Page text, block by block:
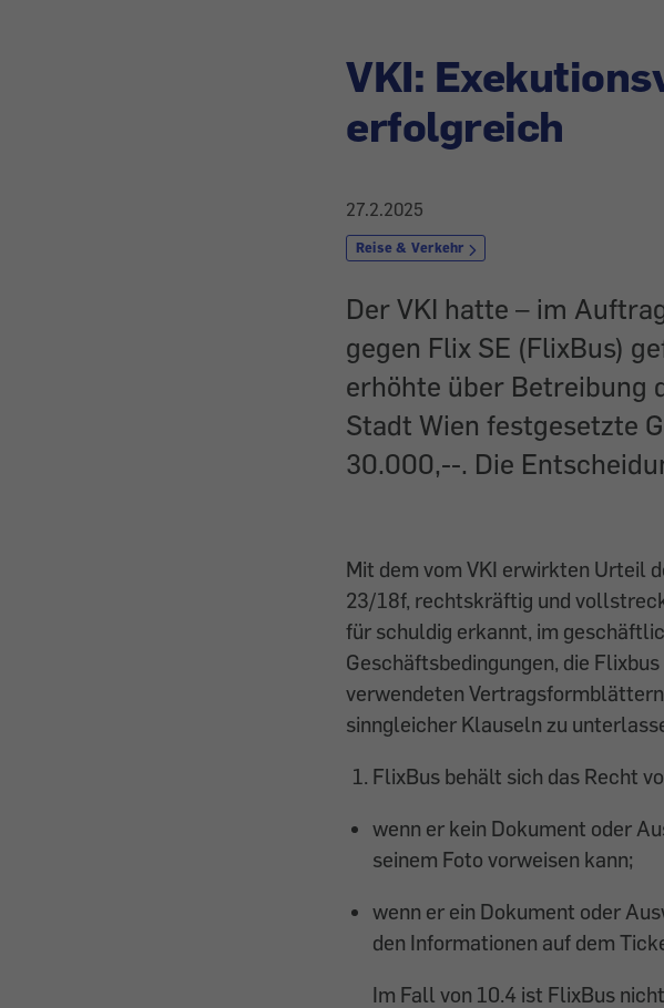
VKI:
erfolgreich
27.2.2025
Reise & Verkehr
Der VKI hatte – im
gegen Flix SE (FlixBus)
erhöhte über Betreibung
Stadt Wien festgesetzte
30.000,--. Die
Mit dem vom VKI erwirkten Urteil
23/18f, rechtskräftig und
für schuldig erkannt, im
Geschäftsbedingungen, die
verwendeten
sinngleicher Klauseln zu
FlixBus behält sich das Recht
wenn er kein Dokument oder
seinem Foto vorweisen kann;
wenn er ein Dokument oder
den Informationen auf dem
Im Fall von 10.4 ist FlixBus